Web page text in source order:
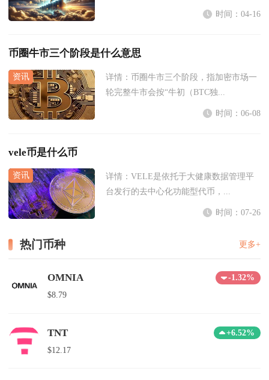
时间：04-16
币圈牛市三个阶段是什么意思
详情： 币圈牛市三个阶段，指加密市场一
轮完整牛市会按“牛初（BTC独...
时间：06-08
vele币是什么币
详情： VELE是依托于大健康数据管理平
台发行的去中心化功能型代币，...
时间：07-26
热门币种 更多+
OMNIA
-1.32%
$8.79
TNT
+6.52%
$12.17